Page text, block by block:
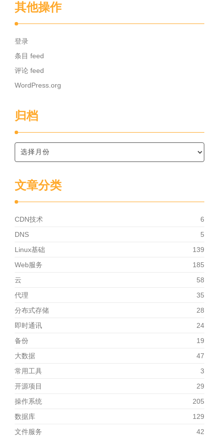
其他操作
登录
条目 feed
评论 feed
WordPress.org
归档
文章分类
CDN技术
6
DNS
5
Linux基础
139
Web服务
185
云
58
代理
35
分布式存储
28
即时通讯
24
备份
19
大数据
47
常用工具
3
开源项目
29
操作系统
205
数据库
129
文件服务
42